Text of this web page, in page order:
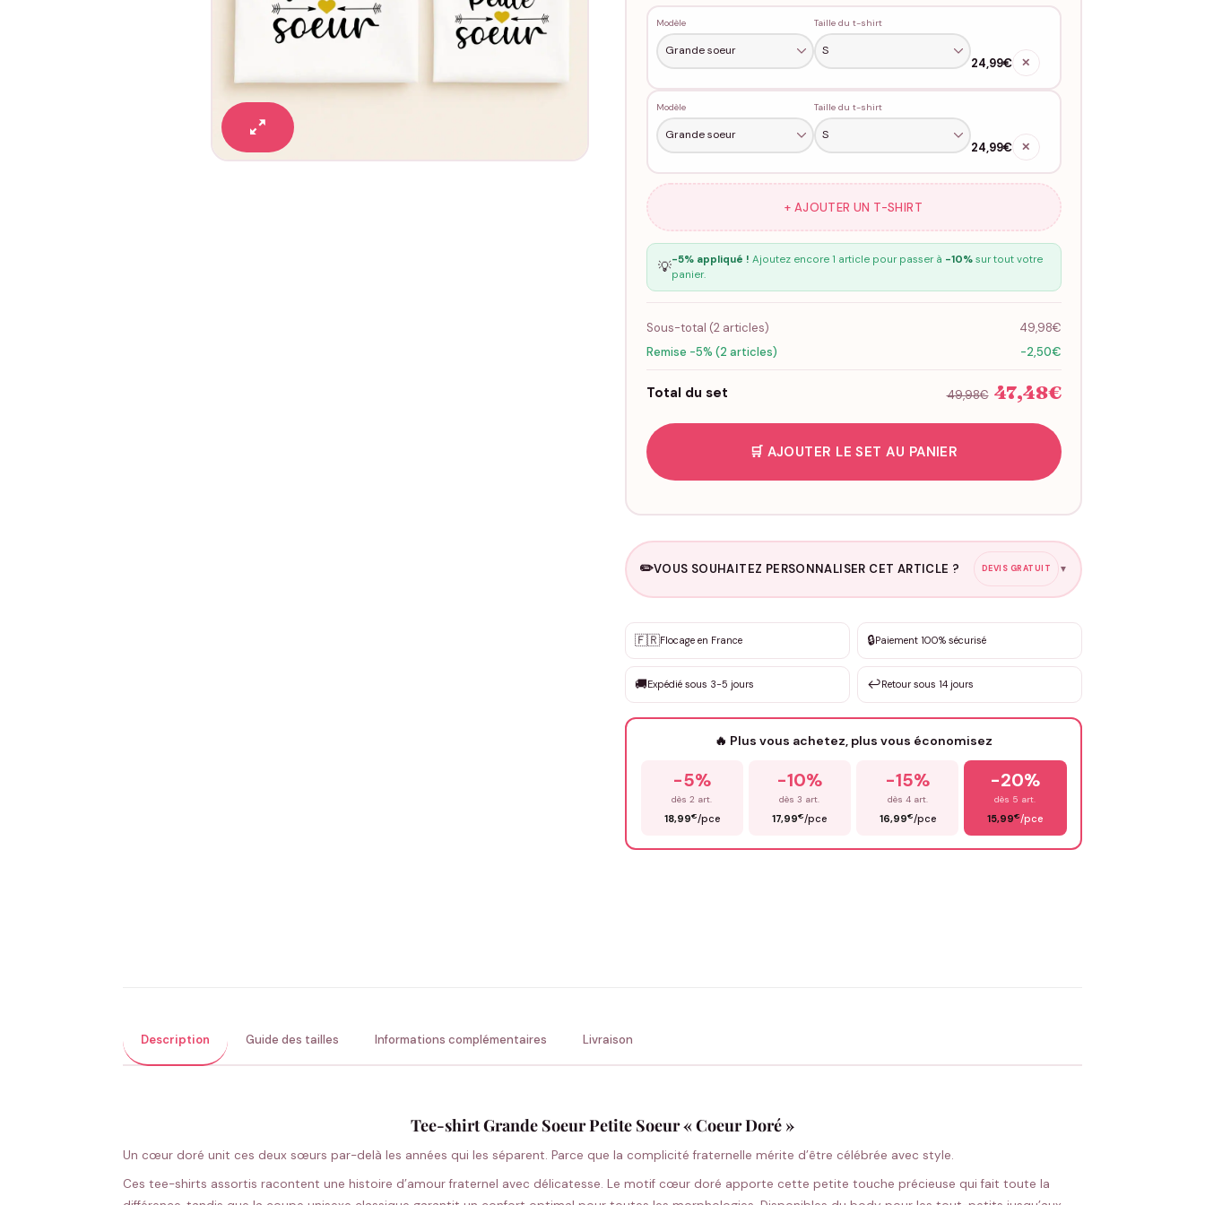
Modèle Taille du t-shirt
24,99€ ✕
Modèle Taille du t-shirt
24,99€ ✕
+ AJOUTER UN T-SHIRT
💡-5% appliqué ! Ajoutez encore 1 article pour passer à -10%sur tout votre
panier.
Sous-total (2articles)
49,98€
Remise -5% (2 articles)
-2,50€
Total du set 49,98€ 47,48€
🛒 AJOUTER LE SET AU PANIER
✏️VOUS SOUHAITEZ PERSONNALISER CET ARTICLE ? DEVIS GRATUIT ▼
✨ Personnalisation sur mesure
DEVIS GRATUIT · Personnalisation de 3 à 10€ selon la demande
Que souhaitez-vous ?
🇫🇷Flocage en France 🔒Paiement 100% sécurisé
🚚Expédié sous 3-5 jours ↩️Retour sous 14 jours
🔥 Plus vous achetez, plus vous économisez
-5%
dès 2 art.
18,99€/pce
-10%
dès 3 art.
17,99€/pce
-15%
dès 4 art.
16,99€/pce
-20%
dès 5 art.
15,99€/pce
Description Guide des tailles Informations complémentaires Livraison
Tee-shirt Grande Soeur Petite Soeur « Coeur Doré »
Un cœur doré unit ces deux sœurs par-delà les années qui les séparent. Parce que la complicité fraternelle mérite d’être célébrée avec style.
Ces tee-shirts assortis racontent une histoire d’amour fraternel avec délicatesse. Le motif cœur doré apporte cette petite touche précieuse qui fait toute la